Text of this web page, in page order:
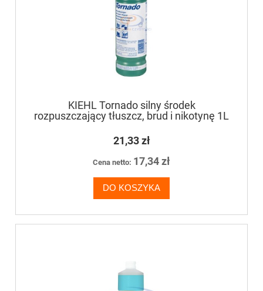
KIEHL Tornado silny środek
rozpuszczający tłuszcz, brud i nikotynę 1L
21,33 zł
Cena netto: 17,34 zł
DO KOSZYKA